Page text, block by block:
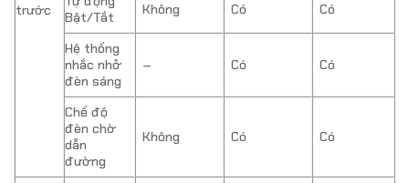
trước
Bật/Tắt
Không Có Có
Hệ thống
nhắc nhở
đèn sáng
– Có Có
Chế độ
đèn chờ
dẫn
đường
Không Có Có